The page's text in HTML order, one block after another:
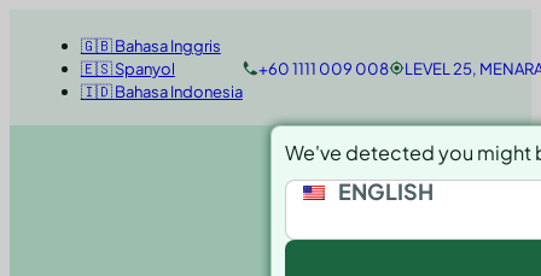
🇬🇧 Bahasa Inggris
🇪🇸 Spanyol
🇮🇩 Bahasa Indonesia
+60 1111 009 008 LEVEL 25,
We've detected you might
ENGLISH